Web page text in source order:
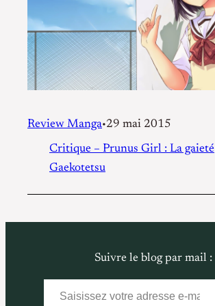
Review Manga•29 mai 2015
Critique – Prunus Girl : La gaieté
Gaekotetsu
Suivre le blog par mail :
Saisissez votre adresse e-mail…